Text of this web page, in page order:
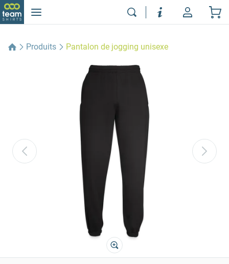
Produits Pantalon de jogging unisexe